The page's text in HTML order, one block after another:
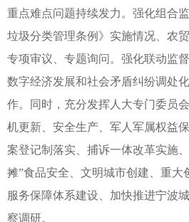
重点难点问题持续发力。强化组合
垃圾分类管理条例》实施情况、农
专项审议、专题询问。强化联动监
数字经济发展和社会矛盾纠纷调处
作。同时，充分发挥人大专门委员
机更新、安全生产、军人军属权益
案登记制落实、捕诉一体改革实施
摊”食品安全、文明城市创建、重大
服务保障体系建设、加快推进宁波
察调研。